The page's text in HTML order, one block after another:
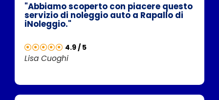
"Abbiamo scoperto con piacere questo
servizio di noleggio auto a Rapallo di
iNoleggio."
4.9 / 5
Lisa Cuoghi